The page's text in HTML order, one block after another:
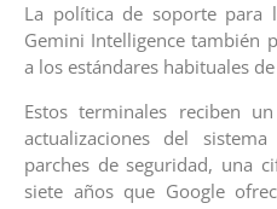
La política de soporte para
Gemini Intelligence también
a los estándares habituales
Estos terminales reciben
actualizaciones del
parches de seguridad, una
siete años que Google